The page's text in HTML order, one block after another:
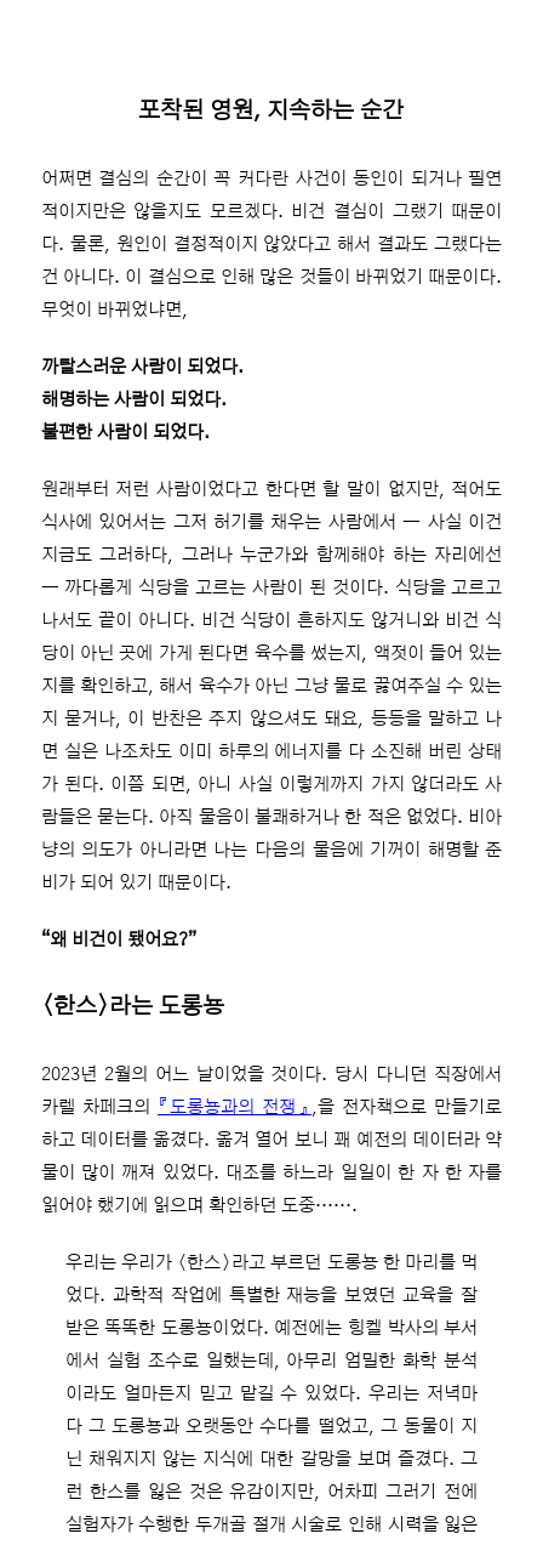
포착된 영원, 지속하는 순간
어쩌면 결심의 순간이 꼭 커다란 사건이 동인이 되거나 필연
적이지만은 않을지도 모르겠다. 비건 결심이 그랬기 때문이
다. 물론, 원인이 결정적이지 않았다고 해서 결과도 그랬다는
건 아니다. 이 결심으로 인해 많은 것들이 바뀌었기 때문이다.
무엇이 바뀌었냐면,
까탈스러운 사람이 되었다.
해명하는 사람이 되었다.
불편한 사람이 되었다.
원래부터 저런 사람이었다고 한다면 할 말이 없지만, 적어도
식사에 있어서는 그저 허기를 채우는 사람에서 ― 사실 이건
지금도 그러하다, 그러나 누군가와 함께해야 하는 자리에선
― 까다롭게 식당을 고르는 사람이 된 것이다. 식당을 고르고
나서도 끝이 아니다. 비건 식당이 흔하지도 않거니와 비건 식
당이 아닌 곳에 가게 된다면 육수를 썼는지, 액젓이 들어 있는
지를 확인하고, 해서 육수가 아닌 그냥 물로 끓여주실 수 있는
지 묻거나, 이 반찬은 주지 않으셔도 돼요, 등등을 말하고 나
면 실은 나조차도 이미 하루의 에너지를 다 소진해 버린 상태
가 된다. 이쯤 되면, 아니 사실 이렇게까지 가지 않더라도 사
람들은 묻는다. 아직 물음이 불쾌하거나 한 적은 없었다. 비아
냥의 의도가 아니라면 나는 다음의 물음에 기꺼이 해명할 준
비가 되어 있기 때문이다.
“왜 비건이 됐어요?”
〈한스〉라는 도롱뇽
2023년 2월의 어느 날이었을 것이다. 당시 다니던 직장에서
카렐 차페크의
『도롱뇽과의 전쟁』 ,을 전자책으로 만들기로
하고 데이터를 옮겼다. 옮겨 열어 보니 꽤 예전의 데이터라 약
물이 많이 깨져 있었다. 대조를 하느라 일일이 한 자 한 자를
읽어야 했기에 읽으며 확인하던 도중…….
우리는 우리가 〈한스〉라고 부르던 도롱뇽 한 마리를 먹
었다. 과학적 작업에 특별한 재능을 보였던 교육을 잘
받은 똑똑한 도롱뇽이었다. 예전에는 힝켈 박사의 부서
에서 실험 조수로 일했는데, 아무리 엄밀한 화학 분석
이라도 얼마든지 믿고 맡길 수 있었다. 우리는 저녁마
다 그 도롱뇽과 오랫동안 수다를 떨었고, 그 동물이 지
닌 채워지지 않는 지식에 대한 갈망을 보며 즐겼다. 그
런 한스를 잃은 것은 유감이지만, 어차피 그러기 전에
실험자가 수행한 두개골 절개 시술로 인해 시력을 잃은